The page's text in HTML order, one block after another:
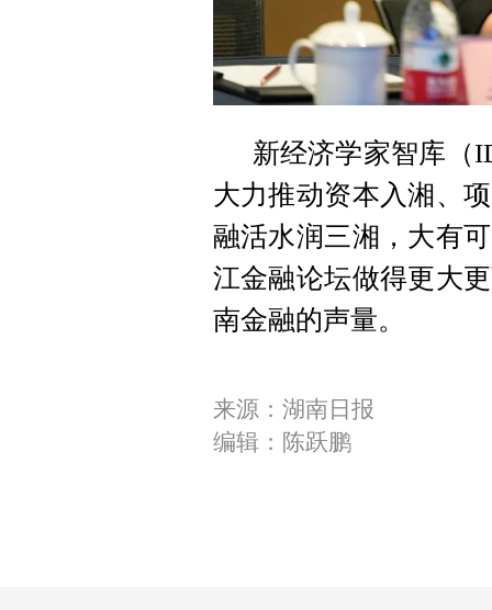
新经济学家智库（
大力推动资本入湘、
融活水润三湘，大有
江金融论坛做得更大
南金融的声量。
来源：湖南日报
编辑：陈跃鹏